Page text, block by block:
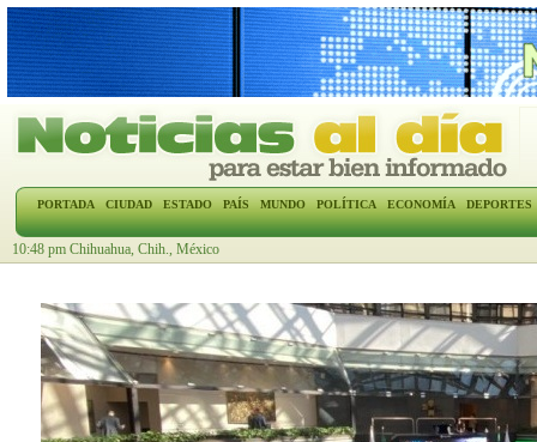
PORTADA CIUDAD ESTADO PAÍS MUNDO POLÍTICA ECONOMÍA DEPORTES
10:48 pm Chihuahua, Chih., México